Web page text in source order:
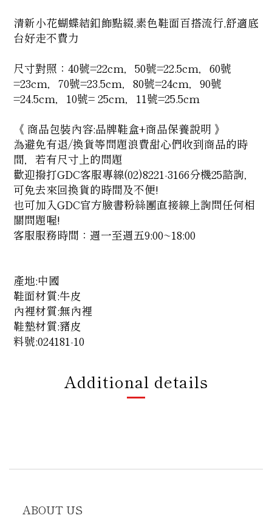
清新小花蝴蝶結釦飾點綴,素色鞋面百搭流行,舒適底
台好走不費力
尺寸對照：40號=22cm，50號=22.5cm，60號
=23cm，70號=23.5cm，80號=24cm，90號
=24.5cm，10號= 25cm，11號=25.5cm
《 商品包裝內容:品牌鞋盒+商品保養說明 》
為避免有退/換貨等問題浪費甜心們收到商品的時
間，若有尺寸上的問題
歡迎撥打GDC客服專線(02)8221-3166分機25諮詢，
可免去來回換貨的時間及不便!
也可加入GDC官方臉書粉絲團直接線上詢問任何相
關問題喔!
客服服務時間：週一至週五9:00~18:00
產地:中國
鞋面材質:牛皮
內裡材質:無內裡
鞋墊材質:豬皮
料號:024181-10
Additional details
ABOUT US